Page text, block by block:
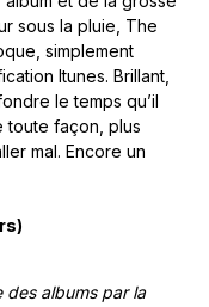
sous la pluie, The
simplement
Itunes. Brillant,
le temps qu’il
toute façon, plus
mal. Encore un
albums par la